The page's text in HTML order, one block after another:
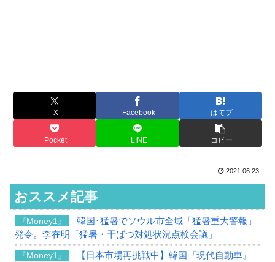
X Facebook はてブ
Pocket LINE コピー
2021.06.23
おススメ記事
『Money1』
韓国･猛暑でソウル市全域「猛暑重大警報」
発令。李在明「猛暑・干ばつ対処状況点検会議」
『Money1』
【日本市場再挑戦中】韓国『現代自動車』